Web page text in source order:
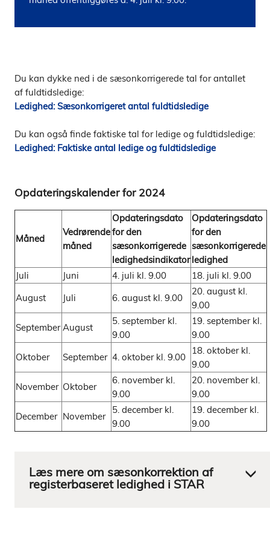
Du kan dykke ned i de sæsonkorrigerede tal for antallet
af fuldtidsledige:
Ledighed: Sæsonkorrigeret antal fuldtidsledige
Du kan også finde faktiske tal for ledige og fuldtidsledige:
Ledighed: Faktiske antal ledige og fuldtidsledige
Opdateringskalender for 2024
Måned
Vedrørende
måned
Opdateringsdato
for den
sæsonkorrigerede
ledighedsindikator
Opdateringsdato
for den
sæsonkorrigerede
ledighed
Juli
Juni 4. juli kl. 9.00
18. juli kl. 9.00
August
Juli 6. august kl. 9.00
20. august kl.
9.00
September August
5. september kl.
9.00
19. september kl.
9.00
Oktober
September 4. oktober kl. 9.00
18. oktober kl.
9.00
November Oktober
6. november kl.
9.00
20. november kl.
9.00
December November
5. december kl.
9.00
19. december kl.
9.00